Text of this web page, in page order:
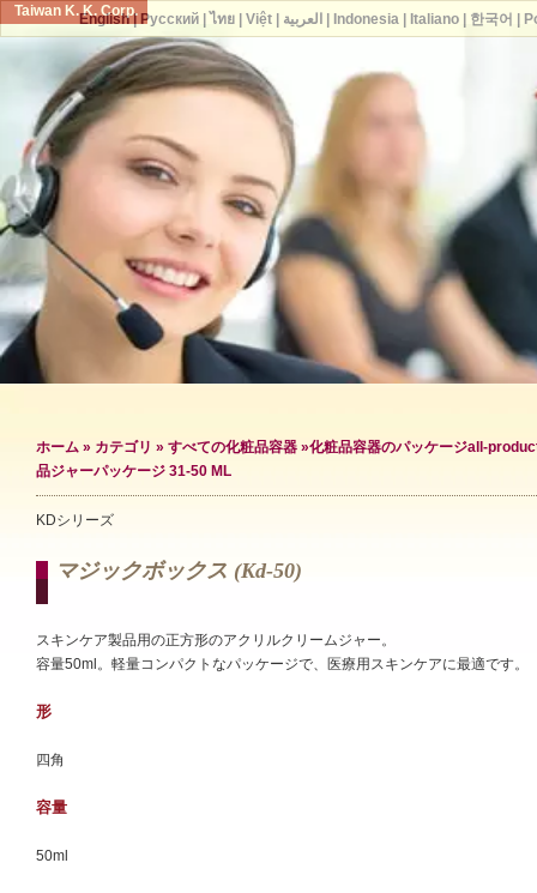
Taiwan K. K. Corp.
ホーム » カテゴリ » すべての化粧品容器 »化粧品容器のパッケージall-
品ジャーパッケージ 31-50 ML
KDシリーズ
マジックボックス (kd-50)
スキンケア製品用の正方形のアクリルクリームジャー。
容量50ml。軽量コンパクトなパッケージで、医療用スキンケアに最適です。
形
四角
容量
50ml
English| Русский| ไทย| Việt| العربية Indonesia| Italiano| 한국어